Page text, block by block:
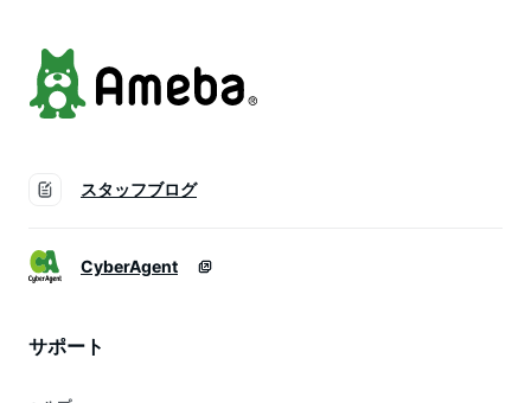
スタッフブログ
CyberAgent
サポート